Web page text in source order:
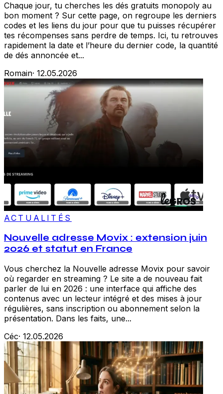
Chaque jour, tu cherches les dés gratuits monopoly au
bon moment ? Sur cette page, on regroupe les derniers
codes et les liens du jour pour que tu puisses récupérer
tes récompenses sans perdre de temps. Ici, tu retrouves
rapidement la date et l’heure du dernier code, la quantité
de dés annoncée et...
Romain· 12.05.2026
ACTUALITÉS
Nouvelle adresse Movix : extension juin
2026 et statut en France
Vous cherchez la Nouvelle adresse Movix pour savoir
où regarder en streaming ? Le site a de nouveau fait
parler de lui en 2026 : une interface qui affiche des
contenus avec un lecteur intégré et des mises à jour
régulières, sans inscription ou abonnement selon la
présentation. Dans les faits, une...
Céc· 12.05.2026